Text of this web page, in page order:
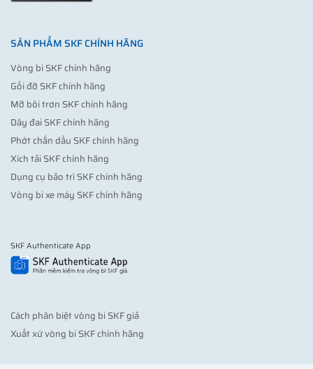
SẢN PHẨM SKF CHÍNH HÃNG
Vòng bi SKF chính hãng
Gối đỡ SKF chính hãng
Mỡ bôi trơn SKF chính hãng
Dây đai SKF chính hãng
Phớt chắn dầu SKF chính hãng
Xích tải SKF chính hãng
Dụng cụ bảo trì SKF chính hãng
Vòng bi xe máy SKF chính hãng
SKF Authenticate App
Cách phân biệt vòng bi SKF giả
Xuất xứ vòng bi SKF chính hãng